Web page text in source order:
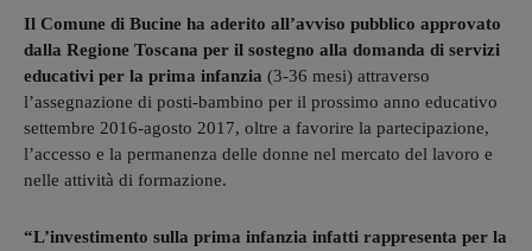
Il Comune di Bucine ha aderito all’avviso pubblico approvato
dalla Regione Toscana per il sostegno alla domanda di servizi
educativi per la prima infanzia (3-36 mesi) attraverso
l’assegnazione di posti-bambino per il prossimo anno educativo
settembre 2016-agosto 2017, oltre a favorire la partecipazione,
l’accesso e la permanenza delle donne nel mercato del lavoro e
nelle attività di formazione.
“L’investimento sulla prima infanzia infatti rappresenta per la